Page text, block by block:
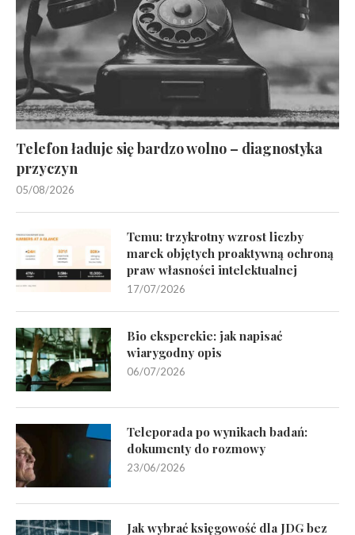
Telefon ładuje się bardzo wolno – diagnostyka
przyczyn
05/08/2026
Temu: trzykrotny wzrost liczby
marek objętych proaktywną ochroną
praw własności intelektualnej
17/07/2026
Bio eksperckie: jak napisać
wiarygodny opis
06/07/2026
Teleporada po wynikach badań:
dokumenty do rozmowy
23/06/2026
Jak wybrać księgowość dla JDG bez